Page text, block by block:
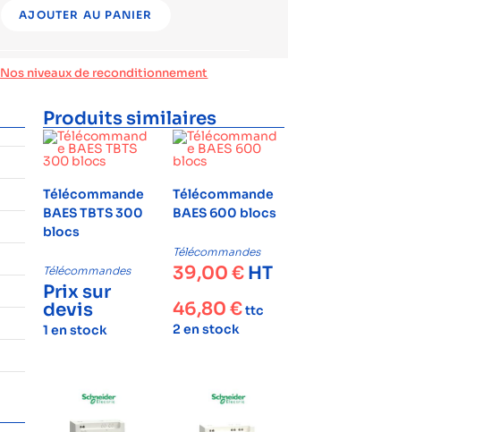
AJOUTER AU PANIER
Nos niveaux de reconditionnement
Produits similaires
Télécommande
BAES TBTS 300
blocs
Télécommandes
Prix sur
devis
1 en stock
Télécommande
BAES 600 blocs
Télécommandes
39,00 € HT
46,80 €ttc
2 en stock